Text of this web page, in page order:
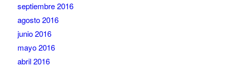
septiembre 2016
agosto 2016
junio 2016
mayo 2016
abril 2016